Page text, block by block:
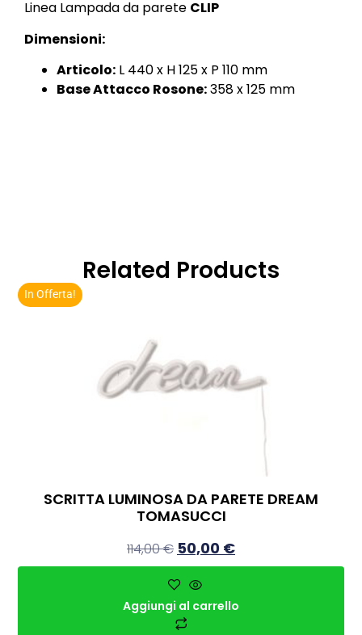
Linea Lampada da parete CLIP
Dimensioni:
Articolo: L 440 x H 125 x P 110 mm
Base Attacco Rosone:358 x 125 mm
Related Products
In Offerta!
SCRITTA LUMINOSA DA PARETE DREAM
TOMASUCCI
114,00€ 50,00 €
Aggiungi al carrello